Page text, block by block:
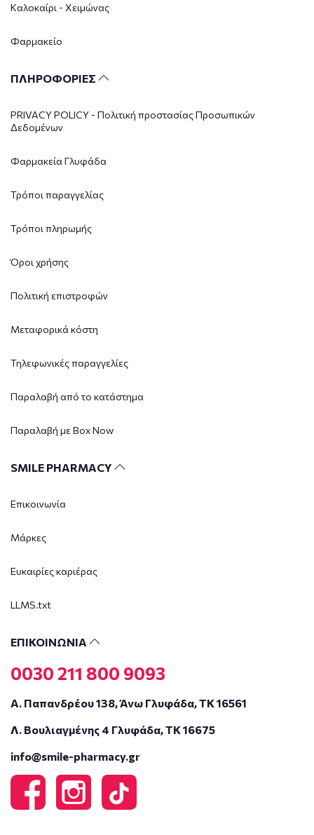
Καλοκαίρι - Χειμώνας
Φαρμακείο
ΠΛΗΡΟΦΟΡΙΕΣ
PRIVACY POLICY - Πολιτική προστασίας Προσωπικών
Δεδομένων
Φαρμακεία Γλυφάδα
Τρόποι παραγγελίας
Τρόποι πληρωμής
Όροι χρήσης
Πολιτική επιστροφών
Μεταφορικά κόστη
Τηλεφωνικές παραγγελίες
Παραλαβή από το κατάστημα
Παραλαβή με Box Now
SMILE PHARMACY
Επικοινωνία
Μάρκες
Ευκαιρίες καριέρας
LLMS.txt
ΕΠΙΚΟΙΝΩΝΙΑ
0030 211 800 9093
Α. Παπανδρέου 138, Άνω Γλυφάδα, ΤΚ 16561
Λ. Βουλιαγμένης 4 Γλυφάδα, ΤΚ 16675
info@smile-pharmacy.gr